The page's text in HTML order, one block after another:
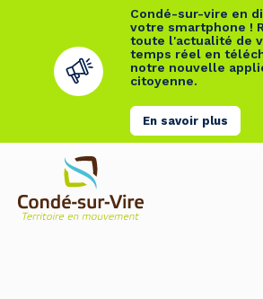
Condé-sur-vire en
votre smartphone !
toute l'actualité de
temps réel en
notre nouvelle
citoyenne.
En savoir plus
Cookies management panel